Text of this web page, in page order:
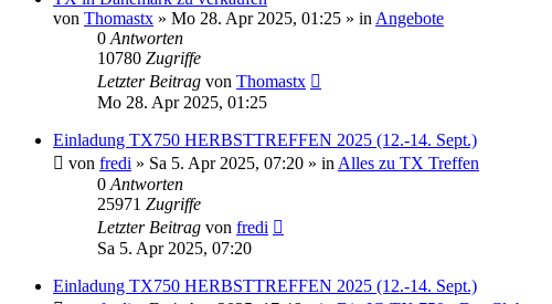
von Thomastx » Mo 28. Apr 2025, 01:25 » in Angebote
0 Antworten
10780 Zugriffe
Letzter Beitrag von Thomastx
Mo 28. Apr 2025, 01:25
Einladung TX750 HERBSTTREFFEN 2025 (12.-14. Sept.)
von fredi » Sa 5. Apr 2025, 07:20 » in Alles zu TX Treffen
0 Antworten
25971 Zugriffe
Letzter Beitrag von fredi
Sa 5. Apr 2025, 07:20
Einladung TX750 HERBSTTREFFEN 2025 (12.-14. Sept.)